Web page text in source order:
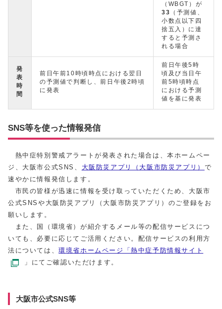
（WBGT）が
33
（予測値、
小数点以下四
捨五入）に達
すると予測さ
れる場合
発
表
時
間
前日午前10時頃時点における翌日
の予測値で判断し、前日午後2時頃
に発表
前日午後5時
頃及び当日午
前5時頃時点
における予測
値を基に発表
SNS等を使った情報発信
熱中症特別警戒アラートが発表された場合は、本ホームペー
ジ、大阪市公式SNS、 大阪防災アプリ（大阪市防災アプリ） で
速やかに情報発信します。
市民の皆様が迅速に情報を受け取っていただくため、大阪市
公式SNSや大阪防災アプリ（大阪市防災アプリ）のご登録をお
願いします。
また、国（環境省）が紹介するメール等の配信サービスにつ
いても、必要に応じてご活用ください。配信サービスの利用方
法については、環境省ホームページ「熱中症予防情報サイト
」にてご確認いただけます。
大阪市公式SNS等